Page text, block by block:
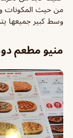
من حيث المكونات و
وسط كبير جميعها
منيو مطعم